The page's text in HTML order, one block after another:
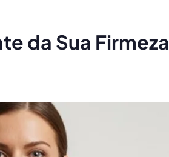
da Sua Firmeza